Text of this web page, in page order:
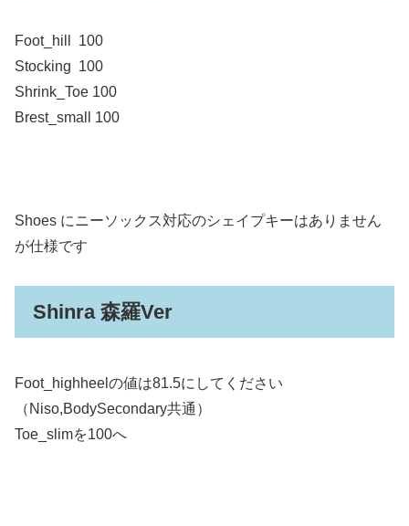
Foot_hill 100
Stocking 100
Shrink_Toe 100
Brest_small 100
Shoes にニーソックス対応のシェイプキーはありません
が仕様です
Shinra 森羅Ver
Foot_highheelの値は81.5にしてください
（Niso,BodySecondary共通）
Toe_slimを100へ